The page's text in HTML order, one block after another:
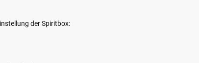
der Spiritbox: